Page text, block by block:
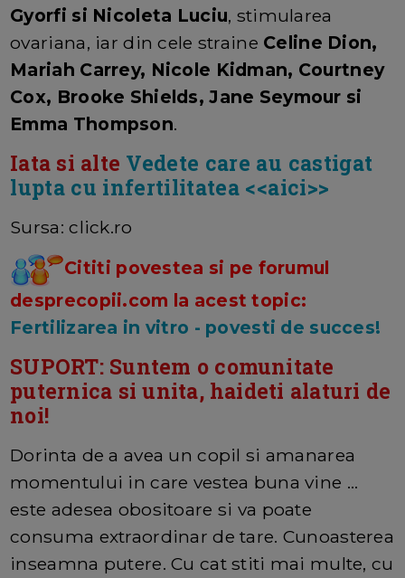
Gyorfi si Nicoleta Luciu, stimularea
ovariana, iar din cele straine Celine Dion,
Mariah Carrey, Nicole Kidman, Courtney
Cox, Brooke Shields, Jane Seymour si
Emma Thompson.
Iata si alte Vedete care au castigat
lupta cu infertilitatea <<aici>>
Sursa: click.ro
Cititi povestea si pe forumul
desprecopii.com la acest topic:
Fertilizarea in vitro - povesti de succes!
SUPORT: Suntem o comunitate
puternica si unita, haideti alaturi de
noi!
Dorinta de a avea un copil si amanarea
momentului in care vestea buna vine ...
este adesea obositoare si va poate
consuma extraordinar de tare. Cunoasterea
inseamna putere. Cu cat stiti mai multe, cu